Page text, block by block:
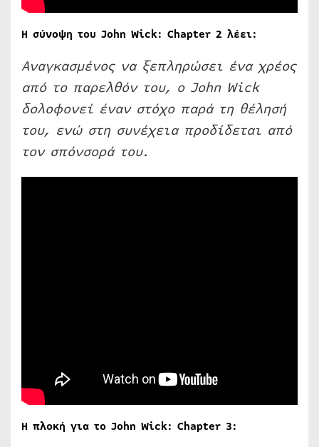
Η σύνοψη του John Wick: Chapter 2 λέει:
Αναγκασμένος να ξεπληρώσει ένα χρέος
από το παρελθόν του, ο John Wick
δολοφονεί έναν στόχο παρά τη θέλησή
του, ενώ στη συνέχεια προδίδεται από
τον σπόνσορά του.
Η πλοκή για το John Wick: Chapter 3: